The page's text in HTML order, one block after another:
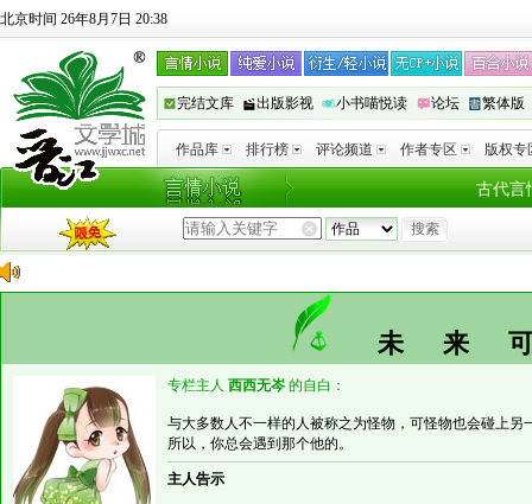
北京时间 26年8月7日 20:38
完结文库 出版影视 小书喵悦读 论坛 繁体版
作品库 排行榜 评论频道 作者专区 版权专
古代言
未来
专栏主人 西西无岑 的自白：
与大多数人不一样的人被称之为怪物，可怪物也会碰上
所以，你总会遇到那个他的。
主人告示